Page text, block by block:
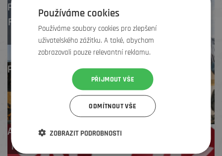
Prodejny Brno ,
Frýdek-Místek
Zlín
Profesionální záruční
i pozáruční servis
Až 4 % cashback
na další nákup
Používáme cookies
Používáme soubory cookies pro zlepšení
uživatelského zážitku. A také, abychom
zobrazovali pouze relevantní reklamu.
PŘIJMOUT VŠE
ODMÍTNOUT VŠE
ZOBRAZIT PODROBNOSTI